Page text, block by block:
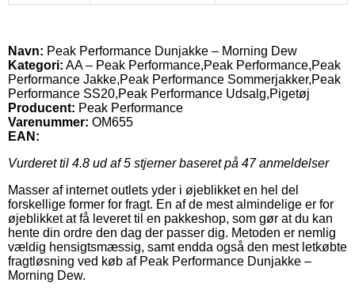
Navn: Peak Performance Dunjakke – Morning Dew
Kategori: AA – Peak Performance,Peak Performance,Peak
Performance Jakke,Peak Performance Sommerjakker,Peak
Performance SS20,Peak Performance Udsalg,Pigetøj
Producent: Peak Performance
Varenummer: OM655
EAN:
Vurderet til 4.8 ud af 5 stjerner baseret på 47anmeldelser
Masser af internet outlets yder i øjeblikket en hel del
forskellige former for fragt. En af de mest almindelige er for
øjeblikket at få leveret til en pakkeshop, som gør at du kan
hente din ordre den dag der passer dig. Metoden er nemlig
vældig hensigtsmæssig, samt endda også den mest letkøbte
fragtløsning ved køb af Peak Performance Dunjakke –
Morning Dew.